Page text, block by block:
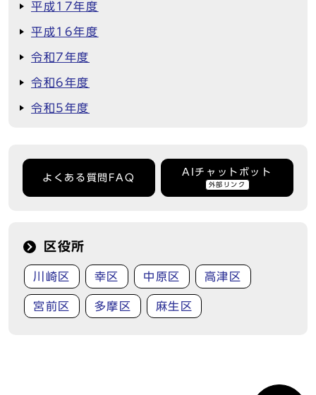
平成17年度
平成16年度
令和7年度
令和6年度
令和5年度
よくある質問FAQ
AIチャットボット
外部リンク
区役所
川崎区 幸区 中原区 高津区
宮前区 多摩区 麻生区